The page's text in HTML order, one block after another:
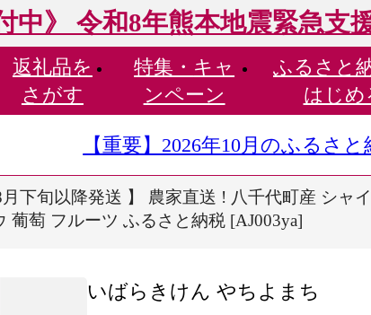
中》 令和8年熊本地震緊急支
返礼品を
さがす
特集・ キャ
ンペーン
ふるさと
はじめ
【重要】2026年10月のふるさ
月下旬以降発送 】 農家直送 ! 八千代町産 シャ
葡萄 フルーツ ふるさと納税 [AJ003ya]
いばらきけん やちよまち